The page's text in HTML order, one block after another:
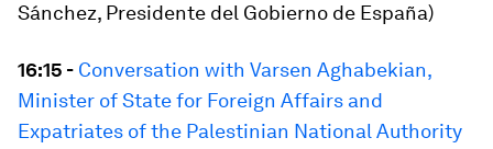
Sánchez, Presidente del Gobierno de España)
16:15 - Conversation with Varsen Aghabekian,
Minister of State for Foreign Affairs and
Expatriates of the Palestinian National Authority